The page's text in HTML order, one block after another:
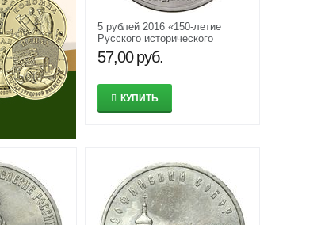
5 рублей 2016 «150-летие
Русского исторического
общества»
57,00 руб.
КУПИТЬ